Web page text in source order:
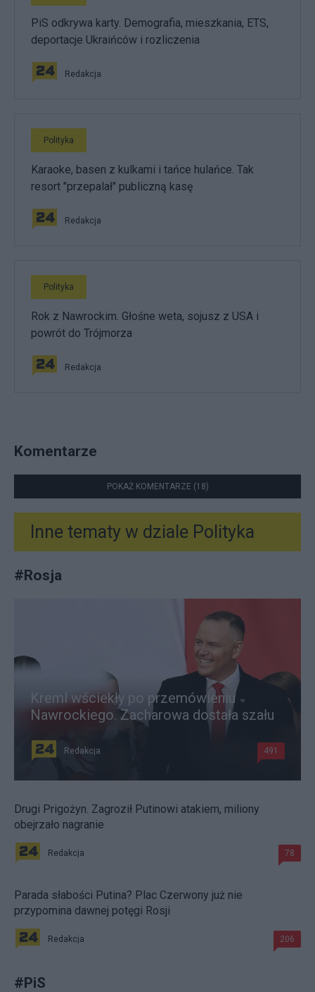
PiS odkrywa karty. Demografia, mieszkania, ETS,
deportacje Ukraińców i rozliczenia
Redakcja
Polityka
Karaoke, basen z kulkami i tańce hulańce. Tak
resort "przepalał" publiczną kasę
Redakcja
Polityka
Rok z Nawrockim. Głośne weta, sojusz z USA i
powrót do Trójmorza
Redakcja
Komentarze
POKAŻ KOMENTARZE (18)
Inne tematy w dziale Polityka
#Rosja
Kreml wściekły po przemówieniu
Nawrockiego. Zacharowa dostała szału
Redakcja 491
Drugi Prigożyn. Zagroził Putinowi atakiem, miliony
obejrzało nagranie
Redakcja 78
Parada słabości Putina? Plac Czerwony już nie
przypomina dawnej potęgi Rosji
Redakcja 206
#PiS